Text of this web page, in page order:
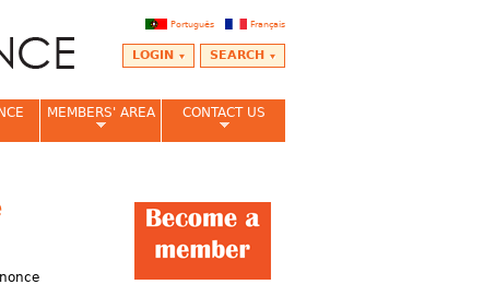
Français
Português
SEARCH
LOGIN
MEMBERS' AREA CONTACT US